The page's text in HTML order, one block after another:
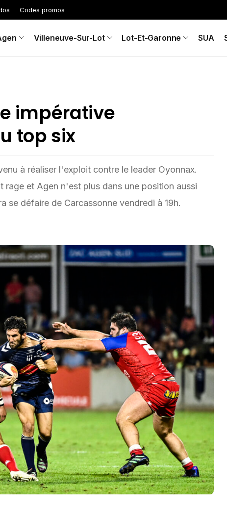
Codes promos
Villeneuve-Sur-Lot Lot-Et-Garonne SUA
impérative
top six
à réaliser l'exploit contre le leader Oyonnax.
rage et Agen n'est plus dans une position aussi
se défaire de Carcassonne vendredi à 19h.